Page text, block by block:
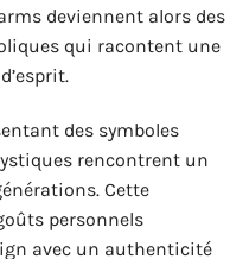
deviennent alors des
qui racontent une
des symboles
rencontrent un
Cette
personnels
avec un authenticité